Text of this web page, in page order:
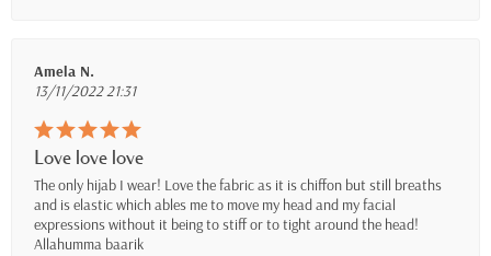
Amela N.
13/11/2022 21:31
Love love love
The only hijab I wear! Love the fabric as it is chiffon but still breaths
and is elastic which ables me to move my head and my facial
expressions without it being to stiff or to tight around the head!
Allahumma baarik